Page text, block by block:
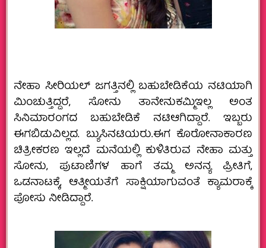
ನೇಹಾ ಸೀರಿಯಲ್ ಜಗತ್ತಿನಲ್ಲಿ ಬಹುಬೇಡಿಕೆಯ ನಟಿಯಾಗಿ
ಮಿಂಚುತ್ತಿದ್ದರೆ, ಸೋನು ತಾನೇನುಕಮ್ಮಿಇಲ್ಲ ಅಂತ
ಸಿನಿಮಾರಂಗದ ಬಹುಬೇಡಿಕೆ ನಟಿಆಗಿದ್ದಾರೆ. ಇಬ್ಬರು
ಈಗಬಿಡುವಿಲ್ಲದ. ಬ್ಯುಸಿನಟಿಯರು.ಈಗ ಕೊರೋನಾಕಾರಣ
ಚಿತ್ರೀಕರಣ ಇಲ್ಲದೆ ಮನೆಯಲ್ಲಿ ಕುಳಿತಿರುವ ನೇಹಾ ಮತ್ತು
ಸೋನು, ಪುಟಾಣಿಗಳ ಹಾಗೆ ತಮ್ಮ ಅನನ್ಯ ಪ್ರೀತಿಗೆ,
ಒಡನಾಟಕ್ಕೆ, ಆತ್ಮೀಯತೆಗೆ ಸಾಕ್ಷಿಯಾಗುವಂತೆ ಕ್ಯಾಮರಾಕ್ಕೆ
ಪೋಸು ನೀಡಿದ್ದಾರೆ.